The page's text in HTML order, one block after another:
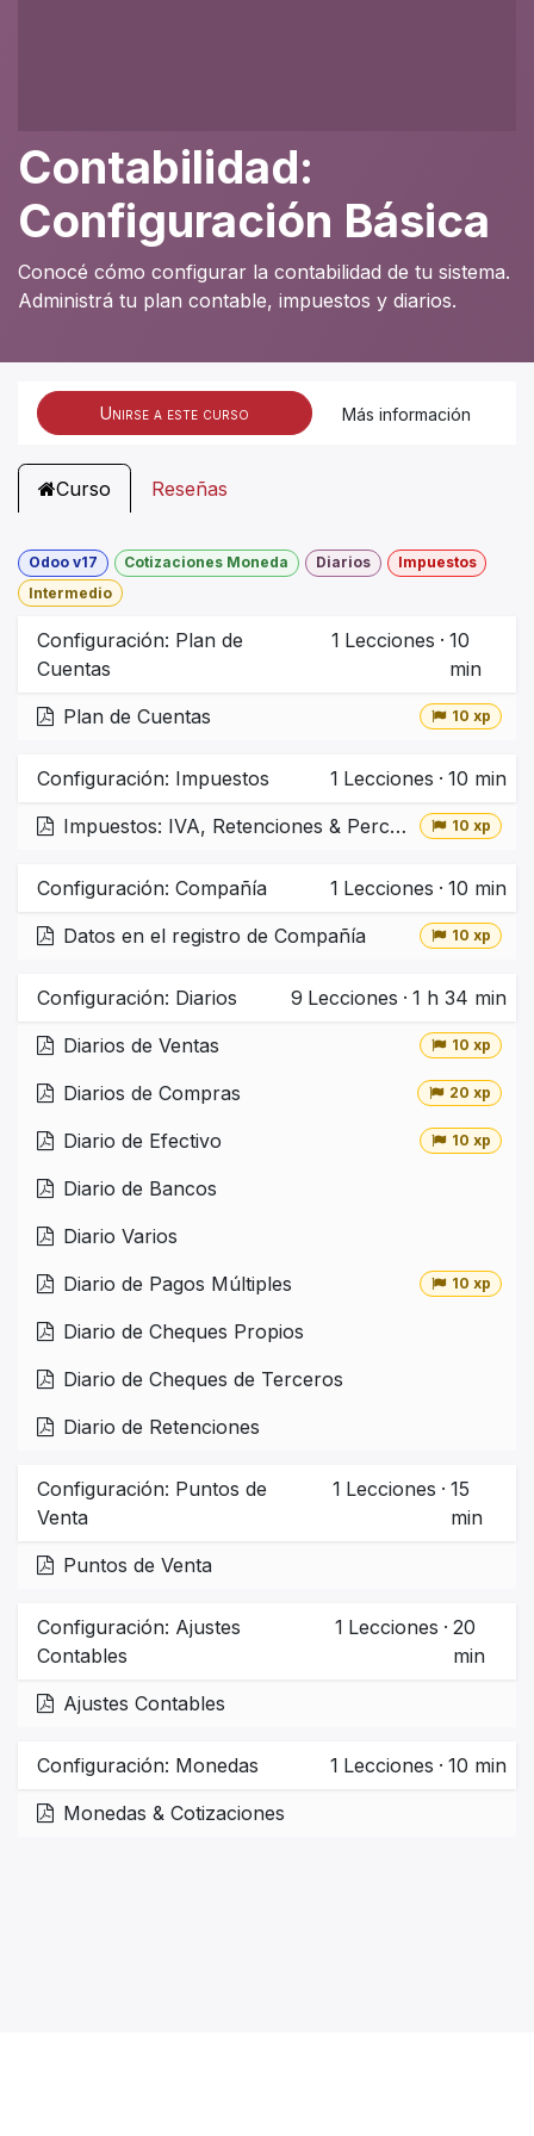
Contabilidad:
Configuración Básica
Conocé cómo configurar la contabilidad de tu sistema.
Administrá tu plan contable, impuestos y diarios.
Unirse a este curso Más información
Curso Reseñas
Odoo v17 Cotizaciones Moneda Diarios
Impuestos
Intermedio
Configuración: Plan de
Cuentas
1 Lecciones · 10
min
Plan de Cuentas
10 xp
Configuración: Impuestos 1 Lecciones · 10 min
Impuestos: IVA, Retenciones & Percepciones
10 xp
Configuración: Compañía 1 Lecciones · 10 min
Datos en el registro de Compañía
10 xp
Configuración: Diarios 9 Lecciones · 1 h 34 min
Diarios de Ventas
10 xp
Diarios de Compras 20 xp
Diario de Efectivo 10 xp
Diario de Bancos
Diario Varios
Diario de Pagos Múltiples
10 xp
Diario de Cheques Propios
Diario de Cheques de Terceros
Diario de Retenciones
Configuración: Puntos de
Venta
1 Lecciones · 15
min
Puntos de Venta
Configuración: Ajustes
Contables
1 Lecciones · 20
min
Ajustes Contables
Configuración: Monedas 1 Lecciones · 10 min
Monedas & Cotizaciones